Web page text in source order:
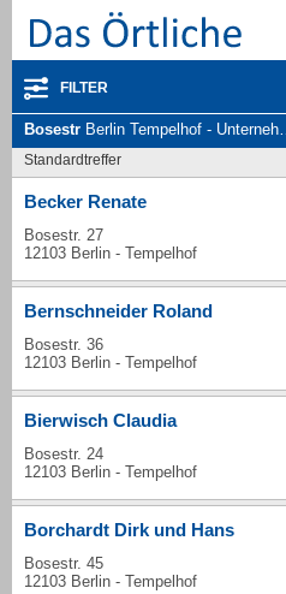
FILTER
Bosestr Berlin Tempelhof - Unternehmen und Personen
Standardtreffer
Becker Renate
Bosestr. 27
12103 Berlin - Tempelhof
Bernschneider Roland
Bosestr. 36
12103 Berlin - Tempelhof
Bierwisch Claudia
Bosestr. 24
12103 Berlin - Tempelhof
Borchardt Dirk und Hans
Bosestr. 45
12103 Berlin - Tempelhof